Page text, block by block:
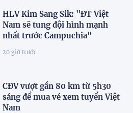
HLV Kim Sang Sik: "ĐT Việt
Nam sẽ tung đội hình mạnh
nhất trước Campuchia"
20 giờ trước
CĐV vượt gần 80 km từ 5h30
sáng để mua vé xem tuyển Việt
Nam